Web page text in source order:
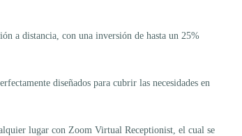
a distancia, con una inversión de hasta un 25%
diseñados para cubrir las necesidades en
lugar con Zoom Virtual Receptionist, el cual se